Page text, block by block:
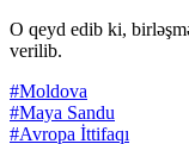
O qeyd edib ki,
verilib.
#Moldova
#Maya Sandu
#Avropa İttifaqı